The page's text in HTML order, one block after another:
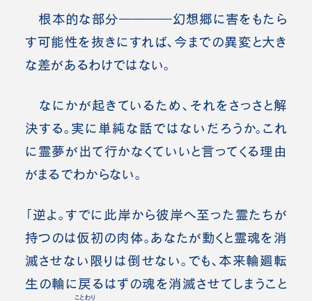
根本的な部分――――幻想郷に害をもたら
す可能性を抜きにすれば、今までの異変と大き
な差があるわけではない。
なにかが起きているため、それをさっさと解
決する。実に単純な話ではないだろうか。これ
に霊夢が出て行かなくていいと言ってくる理由
がまるでわからない。
「逆よ。すでに此岸から彼岸へ至った霊たちが
持つのは仮初の肉体。あなたが動くと霊魂を消
滅させない限りは倒せない。でも、本来輪廻転
生の輪に戻るはずの魂を消滅させてしまうこと
ことわり